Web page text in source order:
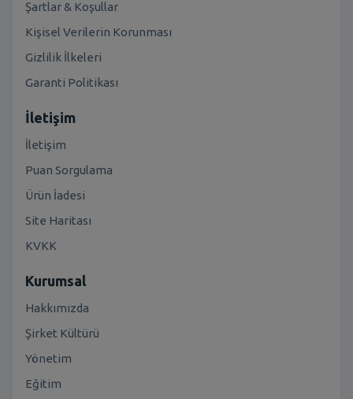
Şartlar & Koşullar
Kişisel Verilerin Korunması
Gizlilik İlkeleri
Garanti Politikası
İletişim
İletişim
Puan Sorgulama
Ürün İadesi
Site Haritası
KVKK
Kurumsal
Hakkımızda
Şirket Kültürü
Yönetim
Eğitim